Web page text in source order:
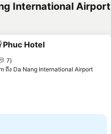
International Airport
มในรายการโปรด
Phuc Hotel
7
ถึง Da Nang International Airport